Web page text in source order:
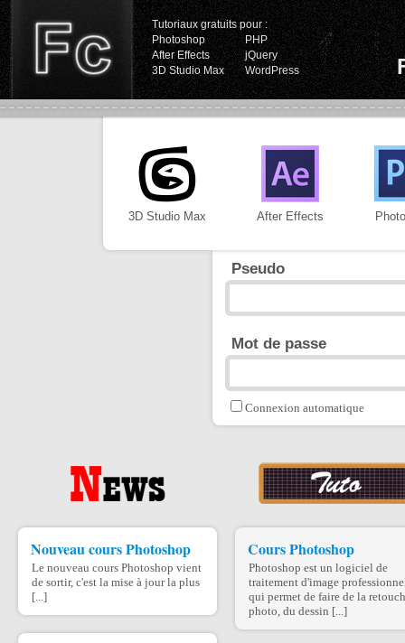
Tutoriaux gratuits pour :
Photoshop
PHP
After Effects
jQuery
3D Studio Max
WordPress
3D Studio Max After Effects
Pseudo
Mot de passe
Connexion automatique
Nouveau cours Photoshop
Le nouveau cours Photoshop vient
de sortir, c'est la mise à jour la plus
[...]
Cours Photoshop
Photoshop est un logiciel de
traitement d'image
qui permet de faire de la
photo, du dessin [...]